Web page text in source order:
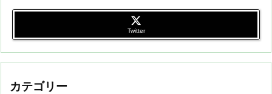
Twitter
カテゴリー